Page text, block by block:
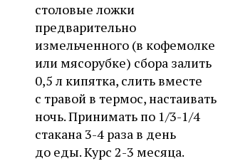
столовые ложки
предварительно
измельченного (в кофемолке
или мясорубке) сбора залить
0,5 л кипятка, слить вместе
с травой в термос, настаивать
ночь. Принимать по 1/3-1/4
стакана 3-4 раза в день
до еды. Курс 2-3 месяца.